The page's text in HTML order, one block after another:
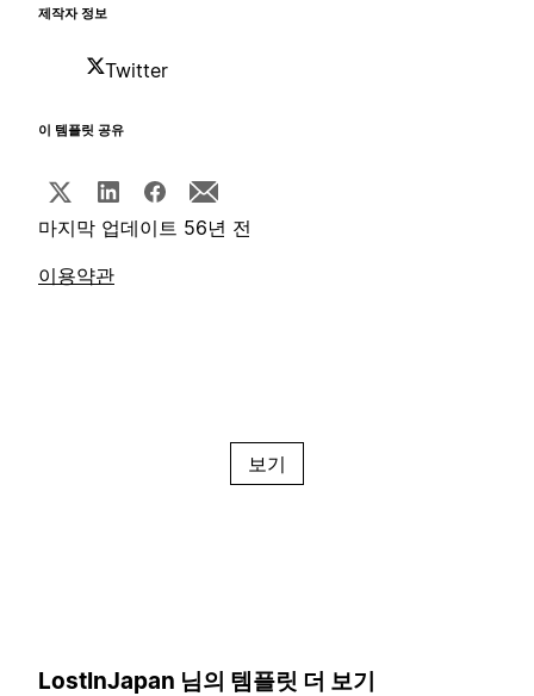
제작자 정보
Twitter
이 템플릿 공유
마지막 업데이트 56년 전
이용약관
보기
LostInJapan 님의 템플릿 더 보기